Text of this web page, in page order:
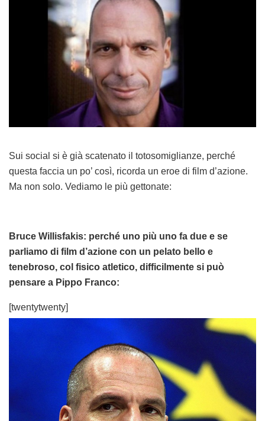
Sui social si è già scatenato il totosomiglianze, perché
questa faccia un po’ così, ricorda un eroe di film d’azione.
Ma non solo. Vediamo le più gettonate:
Bruce Willisfakis: perché uno più uno fa due e se
parliamo di film d’azione con un pelato bello e
tenebroso, col fisico atletico, difficilmente si può
pensare a Pippo Franco:
[twentytwenty]